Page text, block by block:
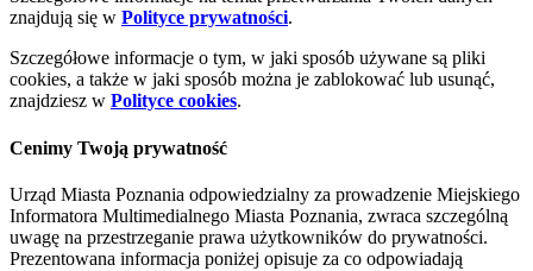
znajdują się w Polityce prywatności.
Szczegółowe informacje o tym, w jaki sposób używane są pliki
cookies, a także w jaki sposób można je zablokować lub usunąć,
znajdziesz w Polityce cookies.
Cenimy Twoją prywatność
Urząd Miasta Poznania odpowiedzialny za prowadzenie Miejskiego
Informatora Multimedialnego Miasta Poznania, zwraca szczególną
uwagę na przestrzeganie prawa użytkowników do prywatności.
Prezentowana informacja poniżej opisuje za co odpowiadają